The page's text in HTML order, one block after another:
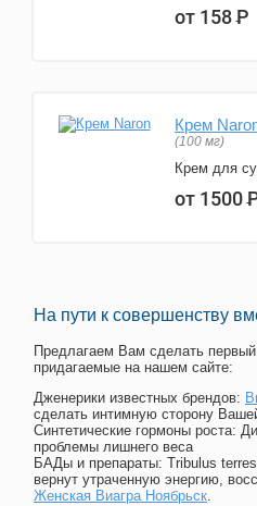
от 158Р
Крем
(100 мг)
Крем для
от 1500
На пути к совершенству
Предлагаем Вам сделать
придагаемые на нашем сайте:
Дженерики известных брендов:
сделать интимную сторону
Синтетические гормоны роста:
проблемы лишнего веса
БАДы и препараты: Tribulus
вернут утраченную энергию,
Женская Виагра Ноябрьск.